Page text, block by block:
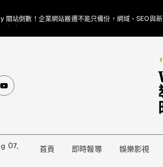
關站倒數！企業網站搬遷不能只備份，網域、SEO與
起處理
07,
首頁 即時報導 娛樂影視